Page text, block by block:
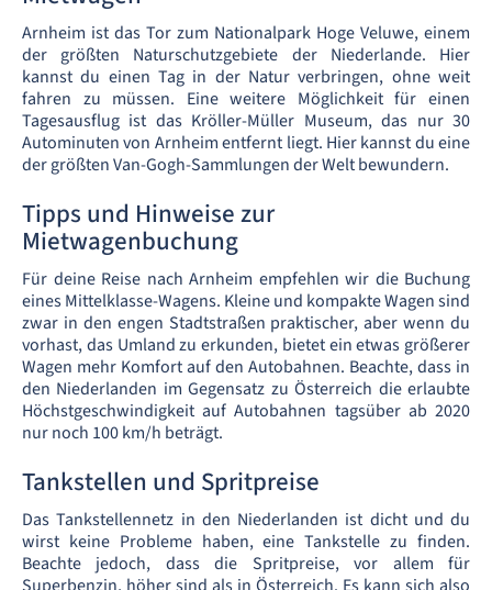
Arnheim ist das Tor zum Nationalpark Hoge Veluwe, einem
der größten Naturschutzgebiete der Niederlande. Hier
kannst du einen Tag in der Natur verbringen, ohne weit
fahren zu müssen. Eine weitere Möglichkeit für einen
Tagesausflug ist das Kröller-Müller Museum, das nur 30
Autominuten von Arnheim entfernt liegt. Hier kannst du eine
der größten Van-Gogh-Sammlungen der Welt bewundern.
Tipps und Hinweise zur
Mietwagenbuchung
Für deine Reise nach Arnheim empfehlen wir die Buchung
eines Mittelklasse-Wagens. Kleine und kompakte Wagen sind
zwar in den engen Stadtstraßen praktischer, aber wenn du
vorhast, das Umland zu erkunden, bietet ein etwas größerer
Wagen mehr Komfort auf den Autobahnen. Beachte, dass in
den Niederlanden im Gegensatz zu Österreich die erlaubte
Höchstgeschwindigkeit auf Autobahnen tagsüber ab 2020
nur noch 100 km/h beträgt.
Tankstellen und Spritpreise
Das Tankstellennetz in den Niederlanden ist dicht und du
wirst keine Probleme haben, eine Tankstelle zu finden.
Beachte jedoch, dass die Spritpreise, vor allem für